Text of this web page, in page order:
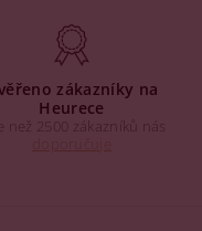
zákazníky na
Heurece
než 2500 zákazníků nás